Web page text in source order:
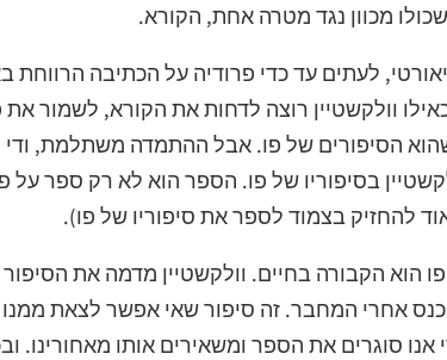
מכוון נגד מטרה אחת, הקורא.
לעתים עד כדי פרודיה על הכתיבה הרווחת
וולקשטיין רוצה לדחות את הקורא, לשמור את
הסיפורים של פו. אבל ההתמדה משתלמת,
בסיפוריו של פו. הספר הוא לא רק ספר על
להחזיק בצמוד לספר את סיפוריו של פו).
הוא הקבורה בחיים. וולקשטיין מדמה את הסיפור
אחרי המחבר. זה סיפור שאי אפשר לצאת
סוגרים את הספר ומשאירים אותו מאחורינו.